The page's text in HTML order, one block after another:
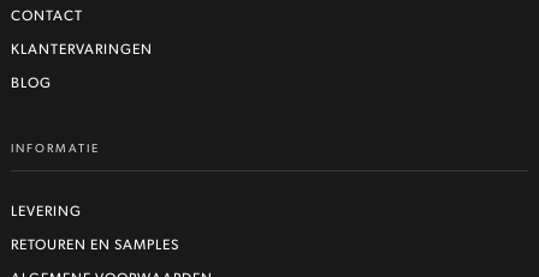
CONTACT
KLANTERVARINGEN
BLOG
INFORMATIE
LEVERING
RETOUREN EN SAMPLES